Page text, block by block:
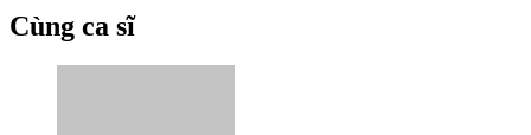
Cùng ca sĩ